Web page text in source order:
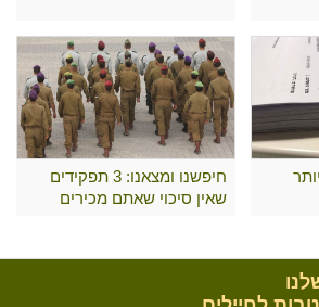
חיפשנו ומצאנו: 3 תפקידים
שאין סיכוי שאתם מכירים